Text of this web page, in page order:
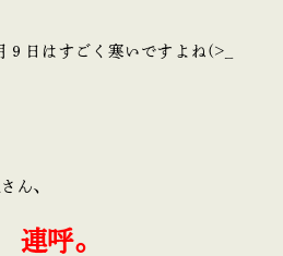
９日はすごく寒いですよね(>_
ん、
連呼。